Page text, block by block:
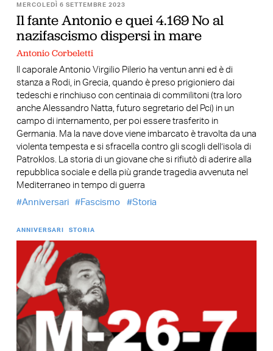
MERCOLEDÌ 6 SETTEMBRE 2023
Il fante Antonio e quei 4.169 No al
nazifascismo dispersi in mare
Antonio Corbeletti
Il caporale Antonio Virgilio Pilerio ha ventun anni ed è di
stanza a Rodi, in Grecia, quando è preso prigioniero dai
tedeschi e rinchiuso con centinaia di commilitoni (tra loro
anche Alessandro Natta, futuro segretario del Pci) in un
campo di internamento, per poi essere trasferito in
Germania. Ma la nave dove viene imbarcato è travolta da una
violenta tempesta e si sfracella contro gli scogli dell’isola di
Patroklos. La storia di un giovane che si rifiutò di aderire alla
repubblica sociale e della più grande tragedia avvenuta nel
Mediterraneo in tempo di guerra
Anniversari
Fascismo Storia
ANNIVERSARI STORIA